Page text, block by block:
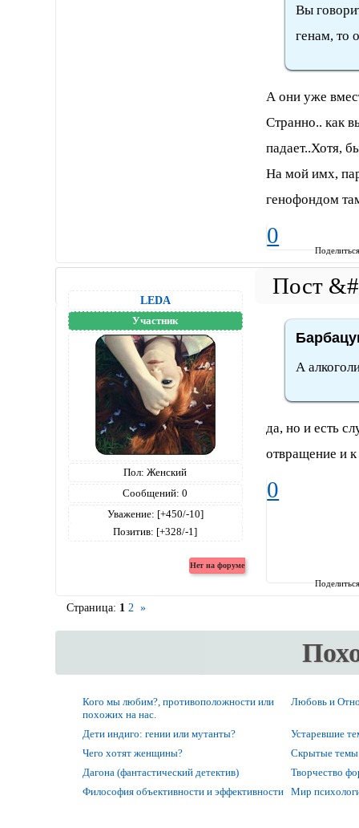
Вы
генам, то
А они уже
Странно.. как
падает..Хотя,
На мой имх,
генофондом
0
LEDA
Участник
Пол: Женский
Сообщений: 0
Уважение: [+450/-10]
Позитив: [+328/-1]
А
да, но и есть
отвращение и
0
Страница: 1 2 »
Кого мы любим?, противоположности или
похожих на нас.
Любовь и
Дети индиго: гении или мутанты?
Устаревшие
Чего хотят женщины?
Скрытые темы
Дагона (фантастический детектив)
Творчество
Философия объективности и эффективности
Мир